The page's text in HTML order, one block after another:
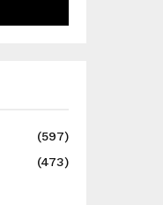
(597)
(473)